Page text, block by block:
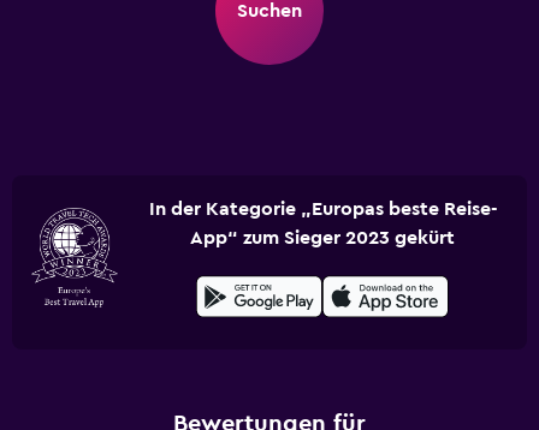
Suchen
In der Kategorie „Europas beste Reise-
App“ zum Sieger 2023 gekürt
Bewertungen für